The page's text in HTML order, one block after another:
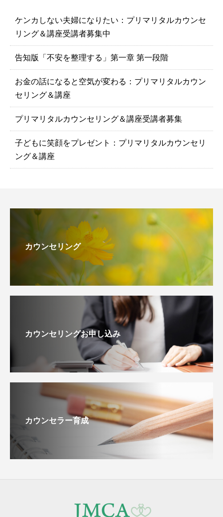
ケンカしない夫婦になりたい：プリマリタルカウンセ
リング＆講座受講者募集中
告知版「不安を整理する」第一章 第一段階
お金の話になると空気が変わる：プリマリタルカウン
セリング＆講座
プリマリタルカウンセリング＆講座受講者募集
子どもに笑顔をプレゼント：プリマリタルカウンセリ
ング＆講座
カウンセリング
カウンセリングお申し込み
カウンセラー育成